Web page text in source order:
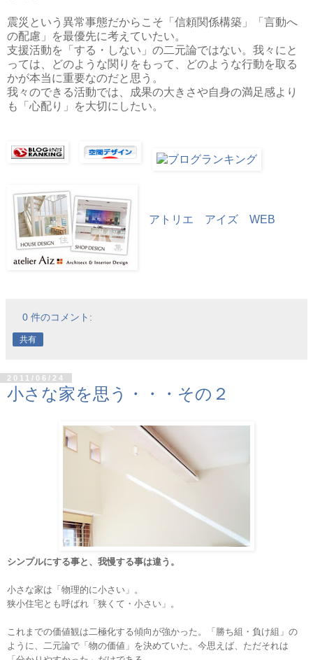
震災という異常事態だからこそ「信頼関係構築」「言動へ
の配慮」を最優先に考えていたい。
支援活動を「する・しない」の二元論ではない。我々にと
っては、どのような関りをもって、どのような行動を取る
かが本当に重要なのだと思う。
我々のできる活動では、成果の大きさや自身の満足感より
も「心配り」を大切にしたい。
アトリエ アイズ WEB
0 件のコメント:
共有
2011/06/24
小さな家を思う・・・その２
シンプルにする事と、我慢する事は違う。
小さな家は「物理的に小さい」。
狭小住宅とも呼ばれ「狭くて・小さい」。
これまでの価値観は二極化する傾向が強かった。「勝ち組・負け組」の
ように、二元論で「物の価値」を決めていた。今思えば、ただそれは